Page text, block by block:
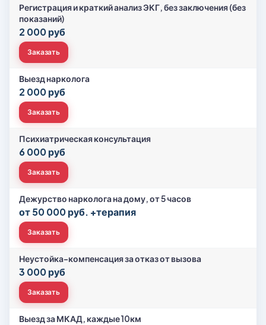
Регистрация и краткий анализ ЭКГ, без заключения (без
показаний)
2 000 руб
Заказать
Выезд нарколога
2 000 руб
Заказать
Психиатрическая консультация
6 000 руб
Заказать
Дежурство нарколога на дому, от 5 часов
от 50 000 руб. +терапия
Заказать
Неустойка-компенсация за отказ от вызова
3 000 руб
Заказать
Выезд за МКАД, каждые 10км